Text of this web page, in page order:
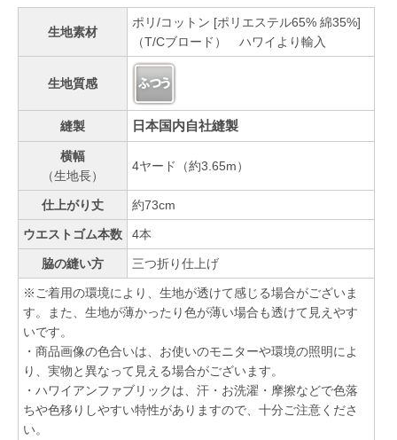
生地素材
ポリ/コットン [ポリエステル65% 綿35%]
（T/Cブロード） ハワイより輸入
生地質感
縫製 日本国内自社縫製
横幅
（生地長）
4ヤード（約3.65m）
仕上がり丈 約73cm
ウエストゴム本数 4本
脇の縫い方 三つ折り仕上げ
※ご着用の環境により、生地が透けて感じる場合がございま
す。また、生地が薄かったり色が薄い場合も透けて見えやす
いです。
・商品画像の色合いは、お使いのモニターや環境の照明によ
り、実物と異なって見える場合がございます。
・ハワイアンファブリックは、汗・お洗濯・摩擦などで色落
ちや色移りしやすい特性がありますので、十分ご注意くださ
い。